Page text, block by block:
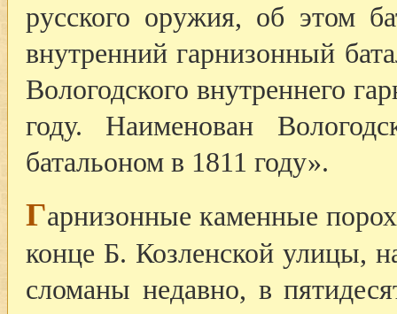
русского оружия, об этом
внутренний гарнизонный
Вологодского внутреннего
году. Наименован
батальоном в 1811 году».
Гарнизонные каменные
конце Б. Козленской улицы,
сломаны недавно, в